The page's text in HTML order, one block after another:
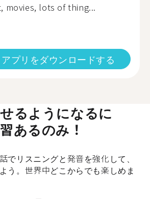
movies, lots of thing...
アプリをダウンロードする
るようになるに
あるのみ！
でリスニングと発音を強化して、
う。世界中どこからでも楽しめま